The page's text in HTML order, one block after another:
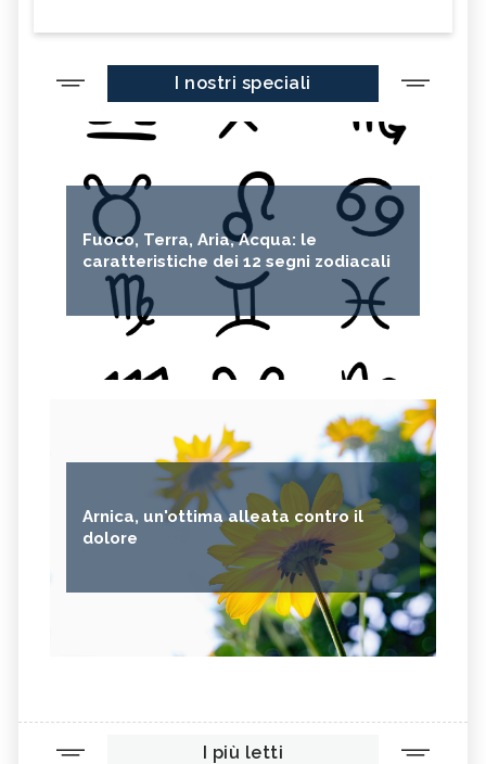
I nostri speciali
Fuoco, Terra, Aria, Acqua: le
caratteristiche dei 12 segni zodiacali
Arnica, un'ottima alleata contro il
dolore
I più letti